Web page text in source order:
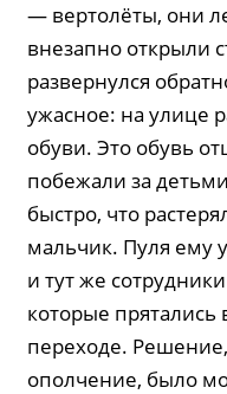
— вертолёты, они
внезапно открыли
развернулся
ужасное: на улице
обуви. Это обувь
побежали за
быстро, что
мальчик. Пуля ему
и тут же
которые
переходе.
ополчение, было